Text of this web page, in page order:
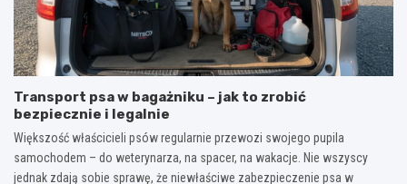
Transport psa w bagażniku – jak to zrobić
bezpiecznie i legalnie
Większość właścicieli psów regularnie przewozi swojego pupila
samochodem – do weterynarza, na spacer, na wakacje. Nie wszyscy
jednak zdają sobie sprawę, że niewłaściwe zabezpieczenie psa w